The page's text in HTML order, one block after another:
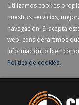
Utilizamos cookies
nuestros servicios,
navegación. Si acepta
web, consideraremos
información, o bien
Política de cookies.